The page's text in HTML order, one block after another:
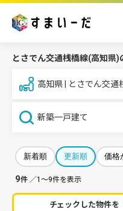
とさでん交通桟橋線(高知県)
高知県 | とさでん交通
新築一戸建て
新着順 更新順 価格
9件 ／1～9件を表示
チェックした物件を